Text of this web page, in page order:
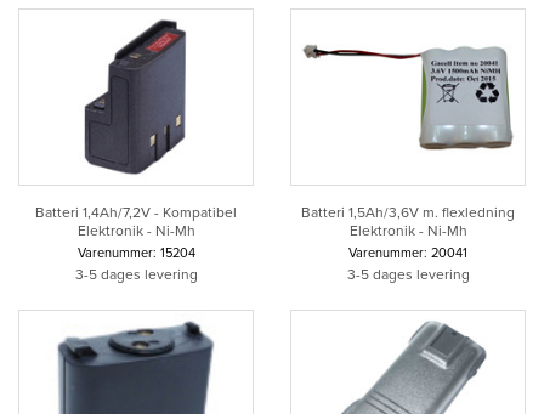
Batteri 1,4Ah/7,2V - Kompatibel
Elektronik - Ni-Mh
Varenummer: 15204
3-5 dages levering
Batteri 1,5Ah/3,6V m. flexledning
Elektronik - Ni-Mh
Varenummer: 20041
3-5 dages levering